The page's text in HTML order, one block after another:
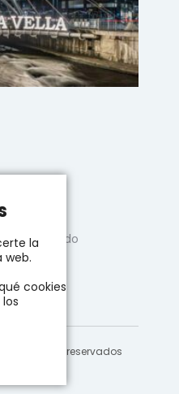
del mundo
derechos reservados
la
web.
cookies